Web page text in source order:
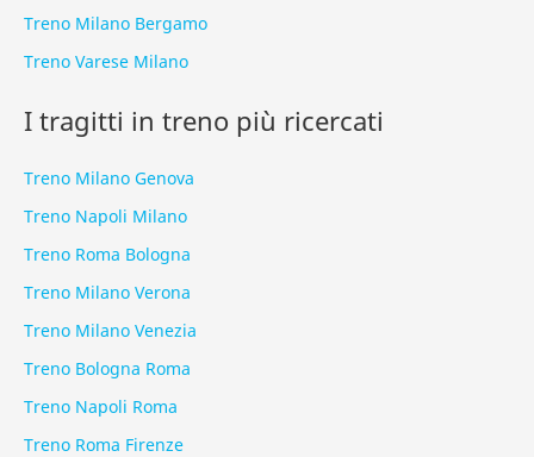
Treno Milano Bergamo
Treno Varese Milano
I tragitti in treno più ricercati
Treno Milano Genova
Treno Napoli Milano
Treno Roma Bologna
Treno Milano Verona
Treno Milano Venezia
Treno Bologna Roma
Treno Napoli Roma
Treno Roma Firenze